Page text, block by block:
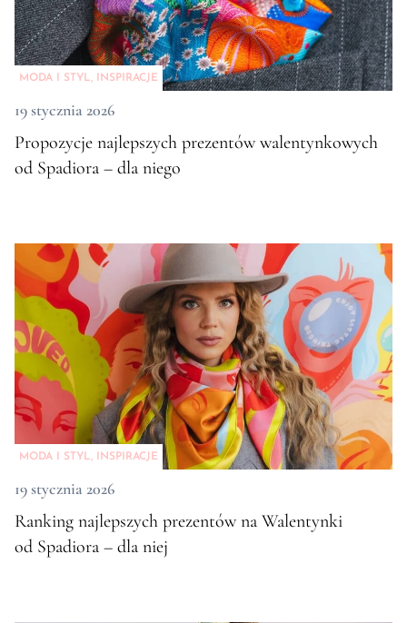
MODA I STYL, INSPIRACJE
19 stycznia 2026
Propozycje najlepszych prezentów walentynkowych
od Spadiora – dla niego
MODA I STYL, INSPIRACJE
19 stycznia 2026
Ranking najlepszych prezentów na Walentynki
od Spadiora – dla niej